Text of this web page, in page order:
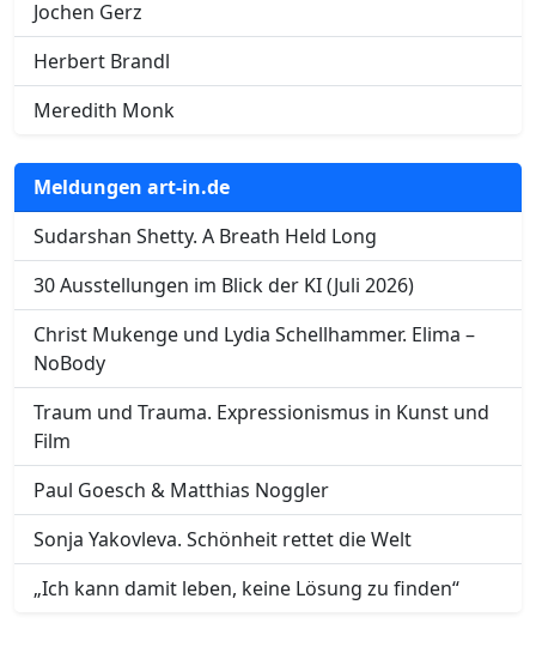
Jochen Gerz
Herbert Brandl
Meredith Monk
Meldungen art-in.de
Sudarshan Shetty. A Breath Held Long
30 Ausstellungen im Blick der KI (Juli 2026)
Christ Mukenge und Lydia Schellhammer. Elima –
NoBody
Traum und Trauma. Expressionismus in Kunst und
Film
Paul Goesch & Matthias Noggler
Sonja Yakovleva. Schönheit rettet die Welt
„Ich kann damit leben, keine Lösung zu finden“